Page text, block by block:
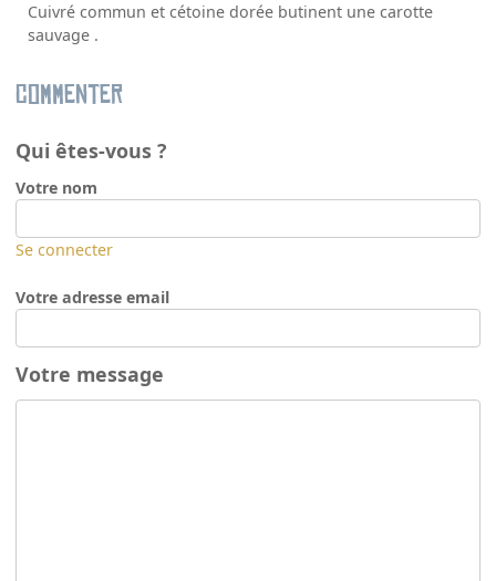
Cuivré commun et cétoine dorée butinent une carotte
sauvage .
Commenter
Qui êtes-vous ?
Votre nom
Se connecter
Votre adresse email
Votre message